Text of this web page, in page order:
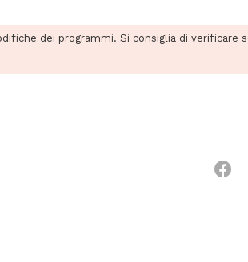
dei programmi. Si consiglia di